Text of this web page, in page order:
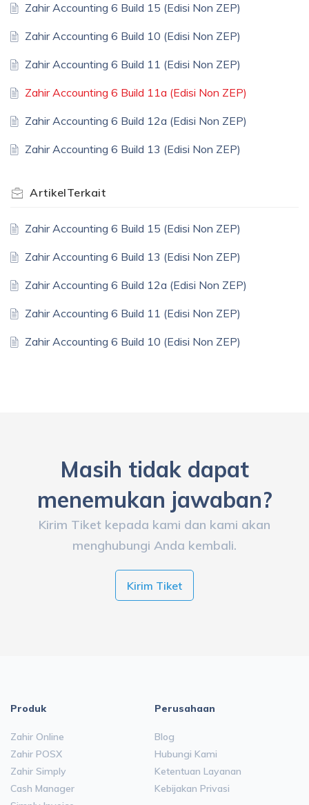
Zahir Accounting 6 Build 15 (Edisi Non ZEP)
Zahir Accounting 6 Build 10 (Edisi Non ZEP)
Zahir Accounting 6 Build 11 (Edisi Non ZEP)
Zahir Accounting 6 Build 11a (Edisi Non ZEP)
Zahir Accounting 6 Build 12a (Edisi Non ZEP)
Zahir Accounting 6 Build 13 (Edisi Non ZEP)
ArtikelTerkait
Zahir Accounting 6 Build 15 (Edisi Non ZEP)
Zahir Accounting 6 Build 13 (Edisi Non ZEP)
Zahir Accounting 6 Build 12a (Edisi Non ZEP)
Zahir Accounting 6 Build 11 (Edisi Non ZEP)
Zahir Accounting 6 Build 10 (Edisi Non ZEP)
Masih tidak dapat
menemukan jawaban?
Kirim Tiket kepada kami dan kami akan
menghubungi Anda kembali.
Kirim Tiket
Produk
Zahir Online
Zahir POSX
Zahir Simply
Cash Manager
Perusahaan
Blog
Hubungi Kami
Ketentuan Layanan
Kebijakan Privasi